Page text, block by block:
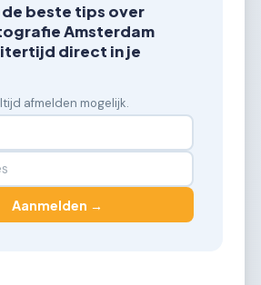
beste tips over
Amsterdam
direct in je
afmelden mogelijk.
Aanmelden →